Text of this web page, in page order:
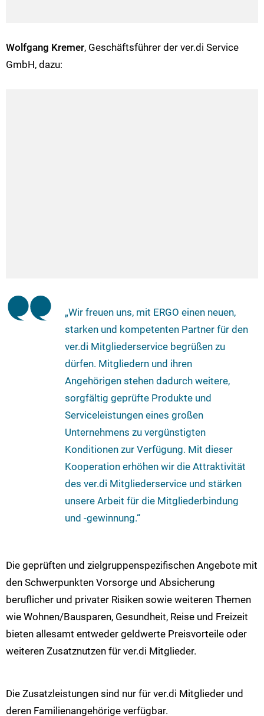
Wolfgang Kremer, Geschäftsführer der ver.di Service
GmbH, dazu:
„Wir freuen uns, mit ERGO einen neuen,
starken und kompetenten Partner für den
ver.di Mitgliederservice begrüßen zu
dürfen. Mitgliedern und ihren
Angehörigen stehen dadurch weitere,
sorgfältig geprüfte Produkte und
Serviceleistungen eines großen
Unternehmens zu vergünstigten
Konditionen zur Verfügung. Mit dieser
Kooperation erhöhen wir die Attraktivität
des ver.di Mitgliederservice und stärken
unsere Arbeit für die Mitgliederbindung
und -gewinnung.“
Die geprüften und zielgruppenspezifischen Angebote mit
den Schwerpunkten Vorsorge und Absicherung
beruflicher und privater Risiken sowie weiteren Themen
wie Wohnen/Bausparen, Gesundheit, Reise und Freizeit
bieten allesamt entweder geldwerte Preisvorteile oder
weiteren Zusatznutzen für ver.di Mitglieder.
Die Zusatzleistungen sind nur für ver.di Mitglieder und
deren Familienangehörige verfügbar.